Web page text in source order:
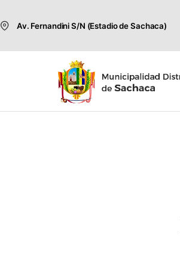
Av. Fernandini S/N (Estadio de Sachaca)